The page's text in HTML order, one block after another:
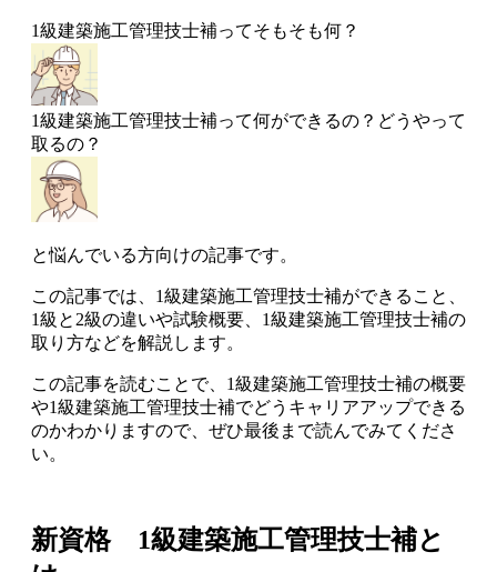
1級建築施工管理技士補ってそもそも何？
1級建築施工管理技士補って何ができるの？どうやって
取るの？
と悩んでいる方向けの記事です。
この記事では、1級建築施工管理技士補ができること、
1級と2級の違いや試験概要、1級建築施工管理技士補の
取り方などを解説します。
この記事を読むことで、 1級建築施工管理技士補の概要
や1級建築施工管理技士補でどうキャリアアップできる
のかわかりますので、ぜひ最後まで読んでみてくださ
い。
新資格 1級建築施工管理技士補と